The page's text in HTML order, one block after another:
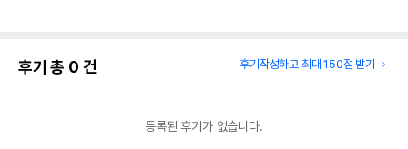
후기 총 0 건 후기작성하고 최대 150점 받기
등록된 후기가 없습니다.